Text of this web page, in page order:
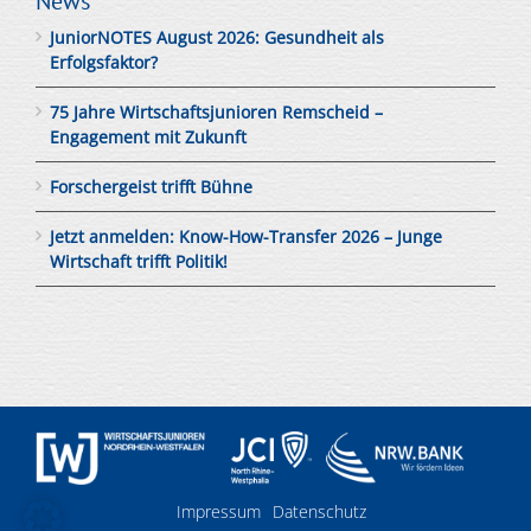
JuniorNOTES August 2026: Gesundheit als
Erfolgsfaktor?
75 Jahre Wirtschaftsjunioren Remscheid –
Engagement mit Zukunft
Forschergeist trifft Bühne
Jetzt anmelden: Know-How-Transfer 2026 – Junge
Wirtschaft trifft Politik!
Impressum Datenschutz